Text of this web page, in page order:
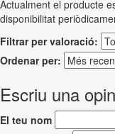
Actualment el producte
disponibilitat
Filtrar per valoració:
Ordenar per:
Escriu una
El teu nom